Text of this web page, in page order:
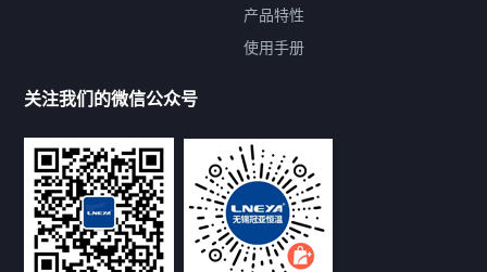
提交您的需求，免费获取产品资料
--亦可拨打我们的24小时服务咨询热线--
13912479193
产品特性
使用手册
关注我们的微信公众号